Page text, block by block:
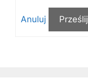
Anuluj Prześlij